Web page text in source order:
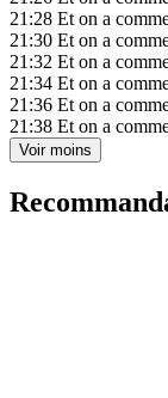
21:28 Et on a
21:30 Et on a
21:32 Et on a
21:34 Et on a
21:36 Et on a
21:38 Et on a
Voir moins